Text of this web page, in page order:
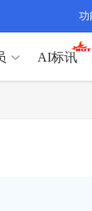
功
AI标讯